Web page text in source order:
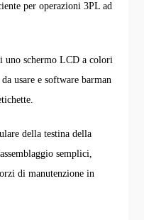
per operazioni 3PL ad
uno schermo LCD a colori
usare e software barman
della testina della
semplici,
di manutenzione in